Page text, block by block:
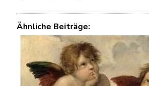
Ähnliche Beiträge: